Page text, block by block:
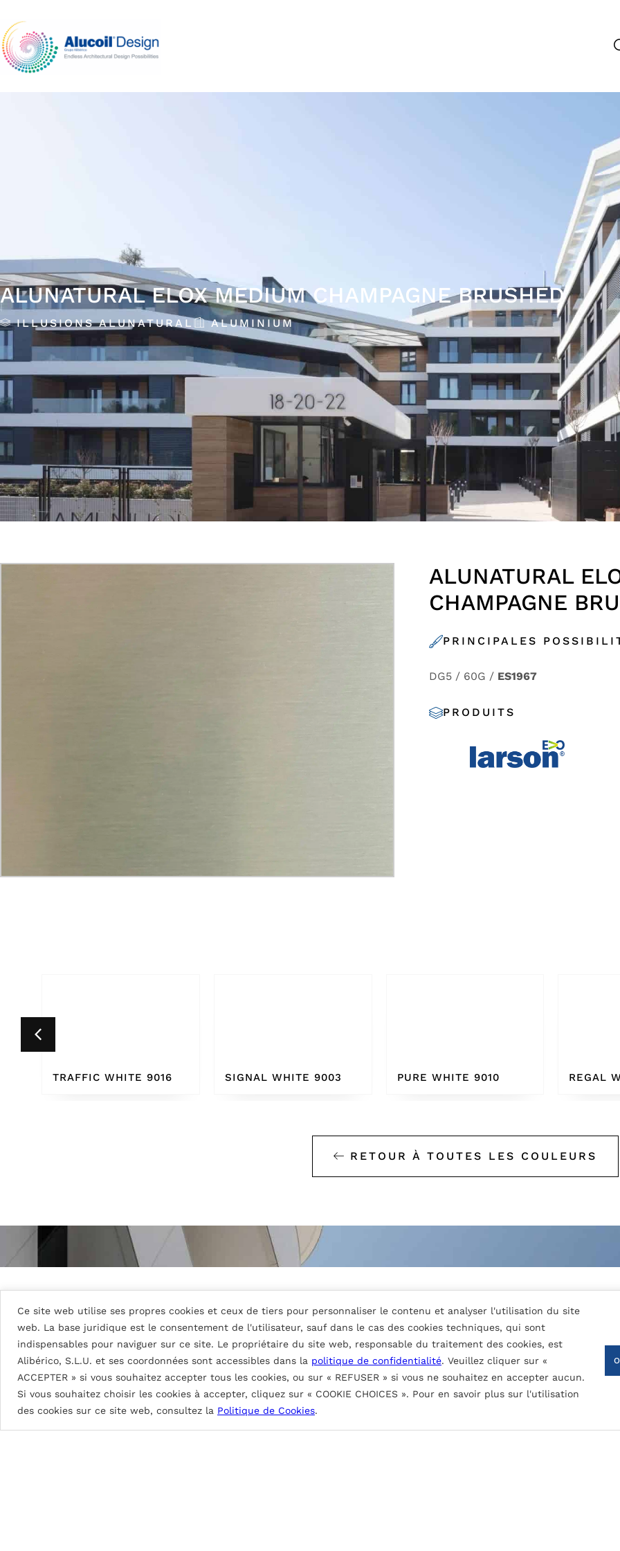
Ce site web utilise ses propres cookies et ceux de tiers pour personnaliser le contenu et analyser l'utilisation du site
web. La base juridique est le consentement de l'utilisateur, sauf dans le cas des cookies techniques, qui sont
indispensables pour naviguer sur ce site. Le propriétaire du site web, responsable du traitement des cookies, est
Alibérico, S.L.U. et ses coordonnées sont accessibles dans la politique de confidentialité. Veuillez cliquer sur «
ACCEPTER » si vous souhaitez accepter tous les cookies, ou sur « REFUSER » si vous ne souhaitez en accepter aucun.
Si vous souhaitez choisir les cookies à accepter, cliquez sur « COOKIE CHOICES ». Pour en savoir plus sur l'utilisation
des cookies sur ce site web, consultez la Politique de Cookies.
ALUNATURAL ELOX MEDIUM CHAMPAGNE BRUSHED
ILLUSIONS ALUNATURAL ALUMINIUM
ALUNATURAL
CHAMPAGNE
PRINCIPALES
DG5 / 60G / ES1967
PRODUITS
SIGNAL WHITE 9003 PURE WHITE 9010 REGAL WHITE BONE
RETOUR À TOUTES LES COULEURS
Détails du tableau
DG5 (High Durable Polyester)
Peinture à base de résines HDP. Épaisseurs de peinture nominale (fonction du type de revêtement):